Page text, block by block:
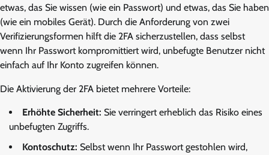
etwas, das Sie wissen (wie ein Passwort) und etwas, das Sie haben
(wie ein mobiles Gerät). Durch die Anforderung von zwei
Verifizierungsformen hilft die 2FA sicherzustellen, dass selbst
wenn Ihr Passwort kompromittiert wird, unbefugte Benutzer nicht
einfach auf Ihr Konto zugreifen können.
Die Aktivierung der 2FA bietet mehrere Vorteile:
Erhöhte Sicherheit: Sie verringert erheblich das Risiko eines
unbefugten Zugriffs.
Kontoschutz: Selbst wenn Ihr Passwort gestohlen wird,